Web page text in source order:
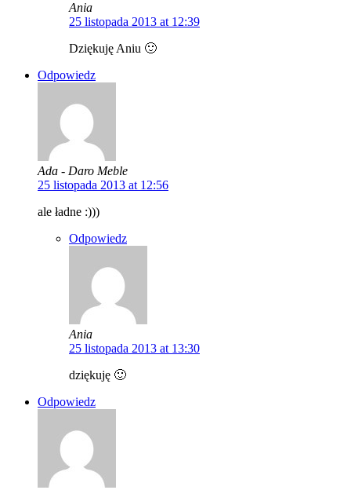
Ania
25 listopada 2013 at 12:39
Dziękuję Aniu 🙂
Odpowiedz
Ada - Daro Meble
25 listopada 2013 at 12:56
ale ładne :)))
Odpowiedz
Ania
25 listopada 2013 at 13:30
dziękuję 🙂
Odpowiedz